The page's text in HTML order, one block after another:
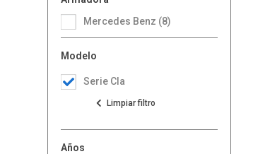
Mercedes Benz (8)
Modelo
Serie Cla
Años